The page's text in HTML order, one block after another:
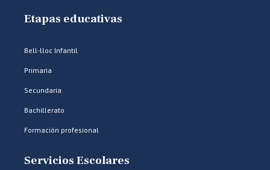
Etapas educativas
Bell-lloc Infantil
Primaria
Secundaria
Bachillerato
Formación profesional
Servicios Escolares